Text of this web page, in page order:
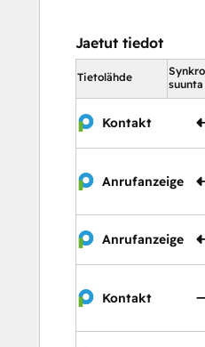
Jaetut tiedot
Tietolähde
suunta
Kontakt
Anrufanzeige
Anrufanzeige
Kontakt